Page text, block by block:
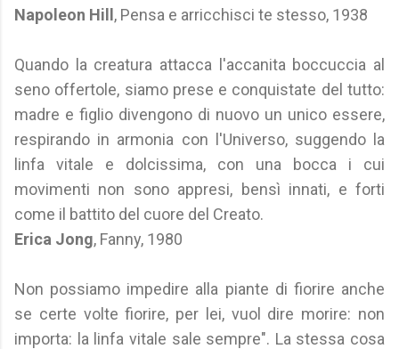
Napoleon Hill , Pensa e arricchisci te stesso, 1938
Quando la creatura attacca l'accanita boccuccia al
seno offertole, siamo prese e conquistate del tutto:
madre e figlio divengono di nuovo un unico essere,
respirando in armonia con l'Universo, suggendo la
linfa vitale e dolcissima, con una bocca i cui
movimenti non sono appresi, bensì innati, e forti
come il battito del cuore del Creato.
Erica Jong, Fanny, 1980
Non possiamo impedire alla piante di fiorire anche
se certe volte fiorire, per lei, vuol dire morire: non
importa: la linfa vitale sale sempre". La stessa cosa